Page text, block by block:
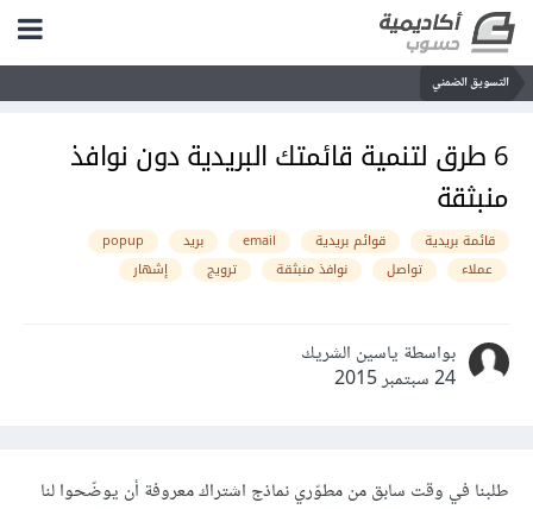
التسويق الضمني
6 طرق لتنمية قائمتك البريدية دون نوافذ
منبثقة
قائمة بريدية قوائم بريدية email بريد
popup
عملاء
تواصل نوافذ منبثقة ترويج إشهار
بواسطة ياسين الشريك
24 سبتمبر 2015
طلبنا في وقت سابق من مطوّري نماذج اشتراك معروفة أن يوضّحوا لنا